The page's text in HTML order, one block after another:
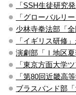
「SSH生徒研究
「グローバルリ
少林寺拳法部「
「イギリス研修
演劇部「Ｉ地区
「東京方面大学
「第80回近畿高
ブラスバンド部